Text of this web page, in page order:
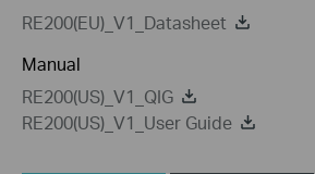
RE200(EU)_V1_Datasheet
Manual
RE200(US)_V1_QIG
RE200(US)_V1_User Guide